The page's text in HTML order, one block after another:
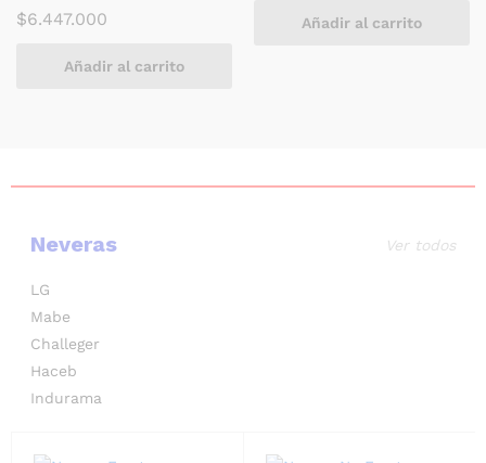
$6.447.000
Añadir al carrito
Añadir al carrito
Neveras
LG
Mabe
Challeger
Haceb
Indurama
Ver todos